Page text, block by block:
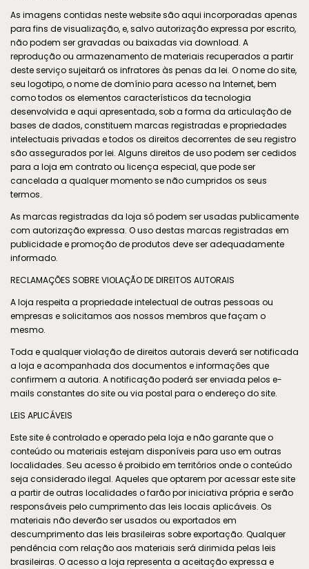
As imagens contidas neste website são aqui incorporadas apenas
para fins de visualização, e, salvo autorização expressa por escrito,
não podem ser gravadas ou baixadas via download. A
reprodução ou armazenamento de materiais recuperados a partir
deste serviço sujeitará os infratores às penas da lei. O nome do site,
seu logotipo, o nome de domínio para acesso na Internet, bem
como todos os elementos característicos da tecnologia
desenvolvida e aqui apresentada, sob a forma da articulação de
bases de dados, constituem marcas registradas e propriedades
intelectuais privadas e todos os direitos decorrentes de seu registro
são assegurados por lei. Alguns direitos de uso podem ser cedidos
para a loja em contrato ou licença especial, que pode ser
cancelada a qualquer momento se não cumpridos os seus
termos.
As marcas registradas da loja só podem ser usadas publicamente
com autorização expressa. O uso destas marcas registradas em
publicidade e promoção de produtos deve ser adequadamente
informado.
RECLAMAÇÕES SOBRE VIOLAÇÃO DE DIREITOS AUTORAIS
A loja respeita a propriedade intelectual de outras pessoas ou
empresas e solicitamos aos nossos membros que façam o
mesmo.
Toda e qualquer violação de direitos autorais deverá ser notificada
a loja e acompanhada dos documentos e informações que
confirmem a autoria. A notificação poderá ser enviada pelos e-
mails constantes do site ou via postal para o endereço do site.
LEIS APLICÁVEIS
Este site é controlado e operado pela loja e não garante que o
conteúdo ou materiais estejam disponíveis para uso em outras
localidades. Seu acesso é proibido em territórios onde o conteúdo
seja considerado ilegal. Aqueles que optarem por acessar este site
a partir de outras localidades o farão por iniciativa própria e serão
responsáveis pelo cumprimento das leis locais aplicáveis. Os
materiais não deverão ser usados ou exportados em
descumprimento das leis brasileiras sobre exportação. Qualquer
pendência com relação aos materiais será dirimida pelas leis
brasileiras. O acesso a loja representa a aceitação expressa e